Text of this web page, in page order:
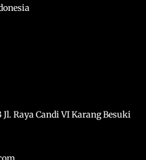
Raya Candi VI Karang Besuki